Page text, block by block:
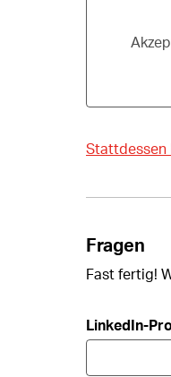
Datei
Stattdessen
Fragen
Fast fertig!
LinkedIn-